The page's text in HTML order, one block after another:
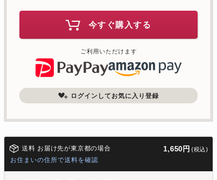
今すぐ購入する
ご利用いただけます
ログインしてお気に入り登録
送料 お届け先が東京都の場合 1,650円 (税込)
お住まいの住所で送料を確認